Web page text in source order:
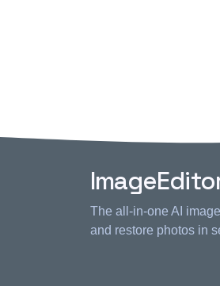
The all-in-one AI
and restore photos in